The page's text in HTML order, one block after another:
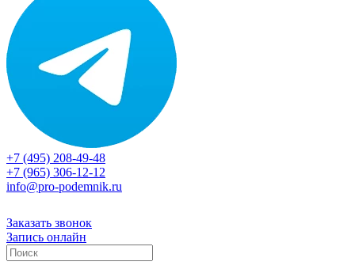
+7 (495) 208-49-48
+7 (965) 306-12-12
info@pro-podemnik.ru
Заказать звонок
Запись онлайн